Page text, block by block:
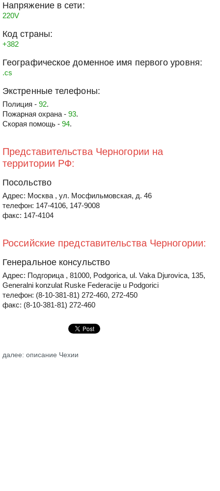
Напряжение в сети:
220V
Код страны:
+382
Географическое доменное имя первого уровня:
.cs
Экстренные телефоны:
Полиция - 92.
Пожарная охрана - 93.
Скорая помощь - 94.
Представительства Черногории на
территории РФ:
Посольство
Адрес: Москва , ул. Мосфильмовская, д. 46
телефон: 147-4106, 147-9008
факс: 147-4104
Российские представительства Черногории:
Генеральное консульство
Адрес: Подгорица , 81000, Podgorica, ul. Vaka Djurovica, 135,
Generalni konzulat Ruske Federacije u Podgorici
телефон: (8-10-381-81) 272-460, 272-450
факс: (8-10-381-81) 272-460
далее: описание Чехии